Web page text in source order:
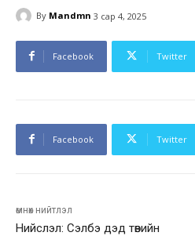
By Mandmn 3 сар 4, 2025
Facebook Twitter
Facebook Twitter
өмнөх нийтлэл
Нийслэл: Сэлбэ дэд төвийн